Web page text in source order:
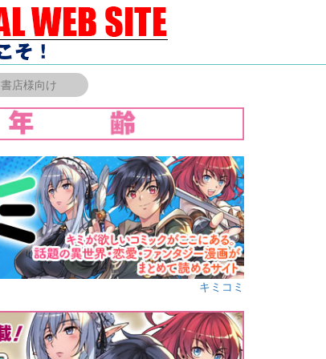
書店様向け
キミコミ